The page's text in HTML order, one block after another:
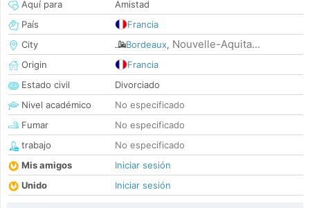
Aquí para
Amistad
País
Francia
City
Bordeaux, Nouvelle-Aquita...
Origin
Francia
Estado civil
Divorciado
Nivel académico
No especificado
Fumar
No especificado
trabajo
No especificado
Mis amigos
Iniciar sesión
Unido
Iniciar sesión